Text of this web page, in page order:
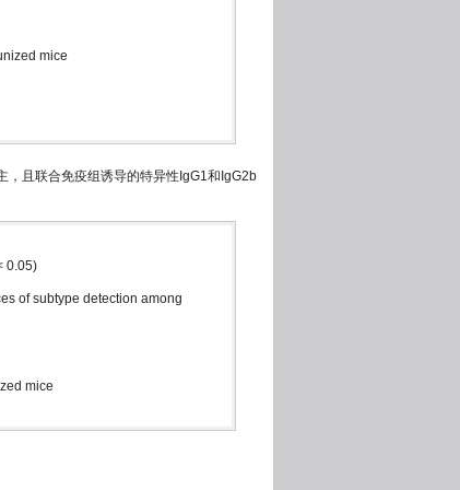
mice
，且联合免疫组诱导的特异性IgG1和IgG2b
0.05)
of subtype detection among
mice